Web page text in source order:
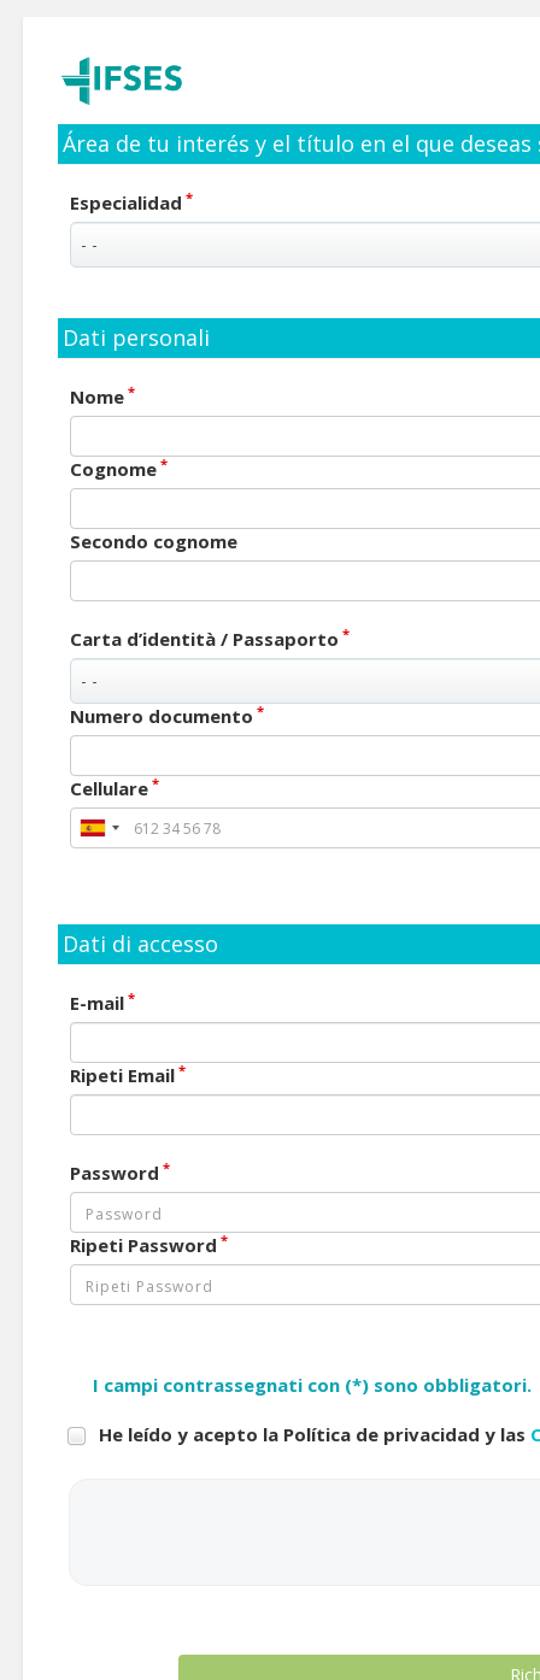
Área de tu interés y el título en el que
Especialidad *
Dati personali
Nome *
Cognome *
Secondo cognome
Carta d’identità / Passaporto *
Numero documento *
Cellulare *
Dati di accesso
E-mail *
Ripeti Email *
Password *
Ripeti Password *
I campi contrassegnati con (*) sono obbligatori.
He leído y acepto la Política de privacidad y las